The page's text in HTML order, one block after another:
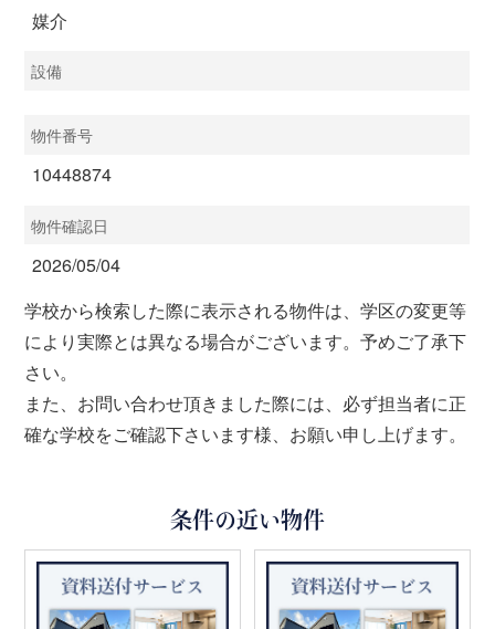
媒介
設備
物件番号
10448874
物件確認日
2026/05/04
学校から検索した際に表示される物件は、学区の変更等
により実際とは異なる場合がございます。予めご了承下
さい。
また、お問い合わせ頂きました際には、必ず担当者に正
確な学校をご確認下さいます様、お願い申し上げます。
条件の近い物件